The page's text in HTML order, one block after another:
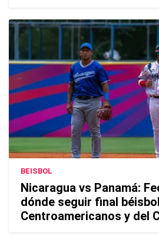
BEISBOL
Nicaragua vs Panamá:
dónde seguir final
Centroamericanos y del